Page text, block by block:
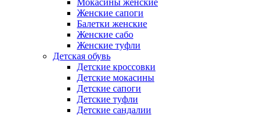
Мокасины женские
Женские сапоги
Балетки женские
Женские сабо
Женские туфли
Детская обувь
Детские кроссовки
Детские мокасины
Детские сапоги
Детские туфли
Детские сандалии